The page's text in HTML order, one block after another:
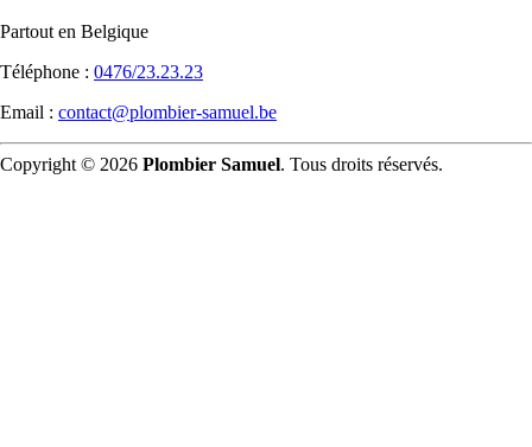
Partout en Belgique
Téléphone : 0476/23.23.23
Email : contact@plombier-samuel.be
Copyright © 2026 Plombier Samuel. Tous droits réservés.